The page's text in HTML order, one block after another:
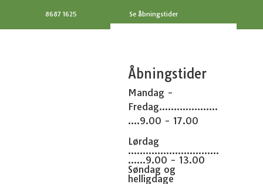
8687 1625 Se åbningstider
Åbningstider
Mandag -
Fredag....................
....9.00 - 17.00
Lørdag
...............................
......9.00 - 13.00
Søndag og
helligdage